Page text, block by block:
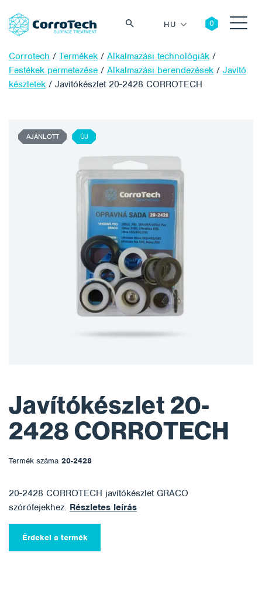
HU
Corrotech / Termékek / Alkalmazási technológiák /
Festékek permetezése / Alkalmazási berendezések / Javító
készletek / Javítókészlet 20-2428 CORROTECH
Javítókészlet 20-
2428 CORROTECH
Termék száma 20-2428
20-2428 CORROTECH javítókészlet GRACO
szórófejekhez. Részletes leírás
Érdekel a termék
AJÁNLOTT ÚJ